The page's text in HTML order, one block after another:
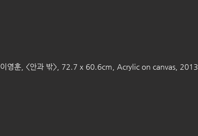
이영훈, <안과 밖>, 72.7 x 60.6cm, Acrylic on canvas, 2013